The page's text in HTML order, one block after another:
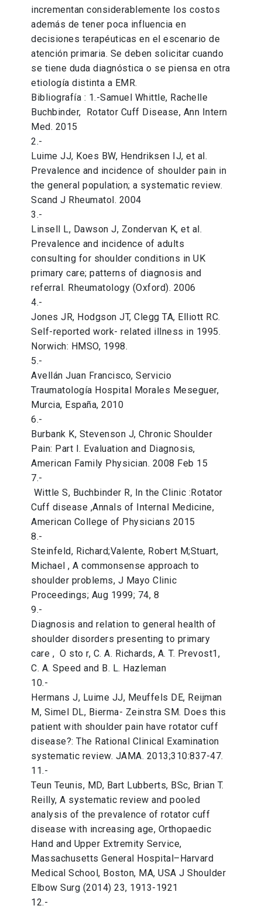
incrementan considerablemente los costos
además de tener poca influencia en
decisiones terapéuticas en el escenario de
atención primaria. Se deben solicitar cuando
se tiene duda diagnóstica o se piensa en otra
etiología distinta a EMR.
Bibliografía : 1.-Samuel Whittle, Rachelle
Buchbinder, Rotator Cuff Disease, Ann Intern
Med. 2015
2.-
Luime JJ, Koes BW, Hendriksen IJ, et al.
Prevalence and incidence of shoulder pain in
the general population; a systematic review.
Scand J Rheumatol. 2004
3.-
Linsell L, Dawson J, Zondervan K, et al.
Prevalence and incidence of adults
consulting for shoulder conditions in UK
primary care; patterns of diagnosis and
referral. Rheumatology (Oxford). 2006
4.-
Jones JR, Hodgson JT, Clegg TA, Elliott RC.
Self-reported work- related illness in 1995.
Norwich: HMSO, 1998.
5.-
Avellán Juan Francisco, Servicio
Traumatología Hospital Morales Meseguer,
Murcia, España, 2010
6.-
Burbank K, Stevenson J, Chronic Shoulder
Pain: Part I. Evaluation and Diagnosis,
American Family Physician. 2008 Feb 15
7.-
Wittle S, Buchbinder R, In the Clinic :Rotator
Cuff disease ,Annals of Internal Medicine,
American College of Physicians 2015
8.-
Steinfeld, Richard;Valente, Robert M;Stuart,
Michael , A commonsense approach to
shoulder problems, J Mayo Clinic
Proceedings; Aug 1999; 74, 8
9.-
Diagnosis and relation to general health of
shoulder disorders presenting to primary
care , O sto r, C. A. Richards, A. T. Prevost1,
C. A. Speed and B. L. Hazleman
10.-
Hermans J, Luime JJ, Meuffels DE, Reijman
M, Simel DL, Bierma- Zeinstra SM. Does this
patient with shoulder pain have rotator cuff
disease?: The Rational Clinical Examination
systematic review. JAMA. 2013;310:837-47.
11.-
Teun Teunis, MD, Bart Lubberts, BSc, Brian T.
Reilly, A systematic review and pooled
analysis of the prevalence of rotator cuff
disease with increasing age, Orthopaedic
Hand and Upper Extremity Service,
Massachusetts General Hospital–Harvard
Medical School, Boston, MA, USA J Shoulder
Elbow Surg (2014) 23, 1913-1921
12.-